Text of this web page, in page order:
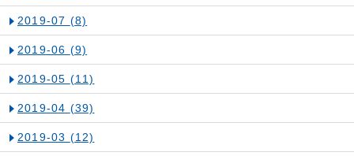
2019-07 (8)
2019-06 (9)
2019-05 (11)
2019-04 (39)
2019-03 (12)